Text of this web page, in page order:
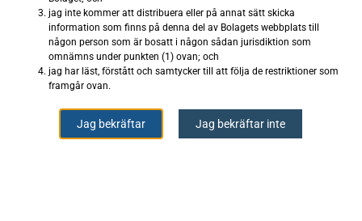
kundinsikt, effektivare säljprocesser och
utveckling av strategiska samarbeten.
Dessa initiativ har stärkt bolagets
marknadsposition, lagt grunden för
framtida tillväxt och möjliggjort
vävnadsanalys. Samtidigt har Lumito
genomfört organisatoriska och operativa
jag inte kommer att distribuera eller på annat sätt skicka
information som finns på denna del av Bolagets webbplats till
någon person som är bosatt i någon sådan jurisdiktion som
omnämns under punkten (1) ovan; och
jag har läst, förstått och samtycker till att följa de restriktioner som
framgår ovan.
Jag bekräftar Jag bekräftar inte